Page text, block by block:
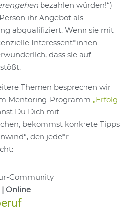
bezahlen würden!“)
ihr Angebot als
abqualifiziert. Wenn sie mit
Interessent*innen
dass sie auf
Themen besprechen wir
Mentoring-Programm „Erfolg
Du Dich mit
bekommst konkrete Tipps
den jede*r
Online